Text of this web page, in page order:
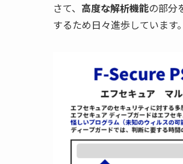
さて、 高度な解析機能の部分
するため日々進歩しています。